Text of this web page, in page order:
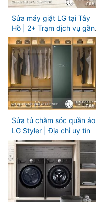
Sửa máy giặt LG tại Tây
Hồ | 2+ Trạm dịch vụ gần
đây
Sửa tủ chăm sóc quần áo
LG Styler | Địa chỉ uy tín